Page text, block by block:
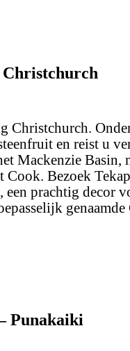
Christchurch
Christchurch.
en reist u
Mackenzie
Bezoek
een prachtig decor
Punakaiki